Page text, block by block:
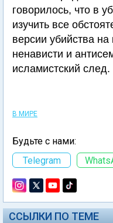
говорилось, что в
изучить все
версии убийства на
ненависти и
исламистский след.
В МИРЕ
Будьте с нами:
Telegram
ССЫЛКИ ПО ТЕМЕ